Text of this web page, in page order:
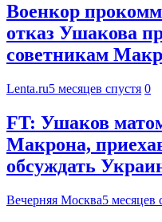
Военкор
отказ Ушакова
советникам
Lenta.ru5 месяцев спустя 0
FT: Ушаков
Макрона,
обсуждать
Вечерняя Москва5 месяцев